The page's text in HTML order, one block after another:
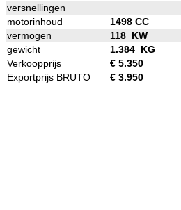
versnellingen
motorinhoud
1498 CC
vermogen
118 KW
gewicht
1.384 KG
Verkoopprijs
€ 5.350
Exportprijs BRUTO
€ 3.950